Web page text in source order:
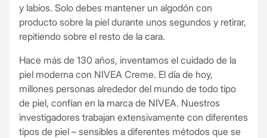
y labios. Solo debes mantener un algodón con
producto sobre la piel durante unos segundos y retirar,
repitiendo sobre el resto de la cara.
Hace más de 130 años, inventamos el cuidado de la
piel moderna con NIVEA Creme. El día de hoy,
millones personas alrededor del mundo de todo tipo
de piel, confían en la marca de NIVEA. Nuestros
investigadores trabajan extensivamente con diferentes
tipos de piel – sensibles a diferentes métodos que se